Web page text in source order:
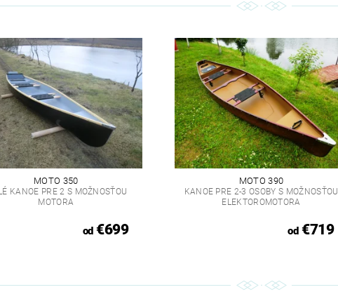
MOTO 350
KANOE PRE 2 S MOŽNOSŤOU
MOTORA
od€699
MOTO 390
KANOE PRE 2-3 OSOBY S MOŽNOSŤOU
ELEKTOROMOTORA
od€719